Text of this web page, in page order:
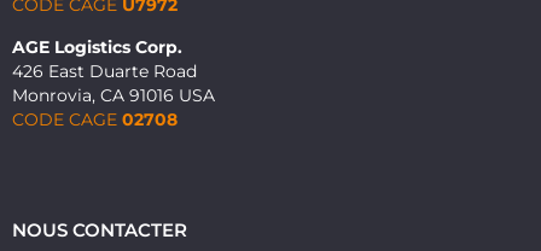
CODE CAGE U7972
AGE Logistics Corp.
426 East Duarte Road
Monrovia, CA 91016 USA
CODE CAGE 02708
NOUS CONTACTER